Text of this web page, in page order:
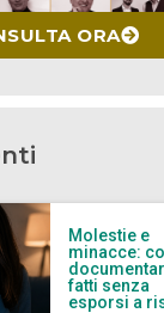
ORA
Molestie e
minacce:
fatti senza
esporsi a